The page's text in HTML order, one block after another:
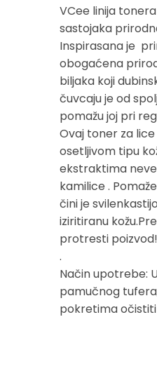
VCee linija
sastojaka
Inspirasana je
obogaćena
biljaka koji
čuvcaju je od
pomažu joj pri
Ovaj toner za
osetljivom tipu
ekstraktima
kamilice .
čini je
iziritiranu
protresti poizvod!
.
Način upotrebe:
pamučnog
pokretima očistiti